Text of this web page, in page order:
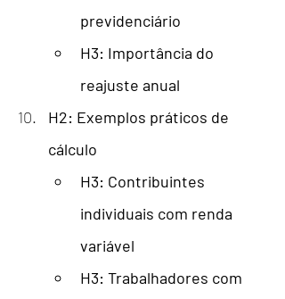
previdenciário
H3: Importância do
reajuste anual
H2: Exemplos práticos de
cálculo
H3: Contribuintes
individuais com renda
variável
H3: Trabalhadores com